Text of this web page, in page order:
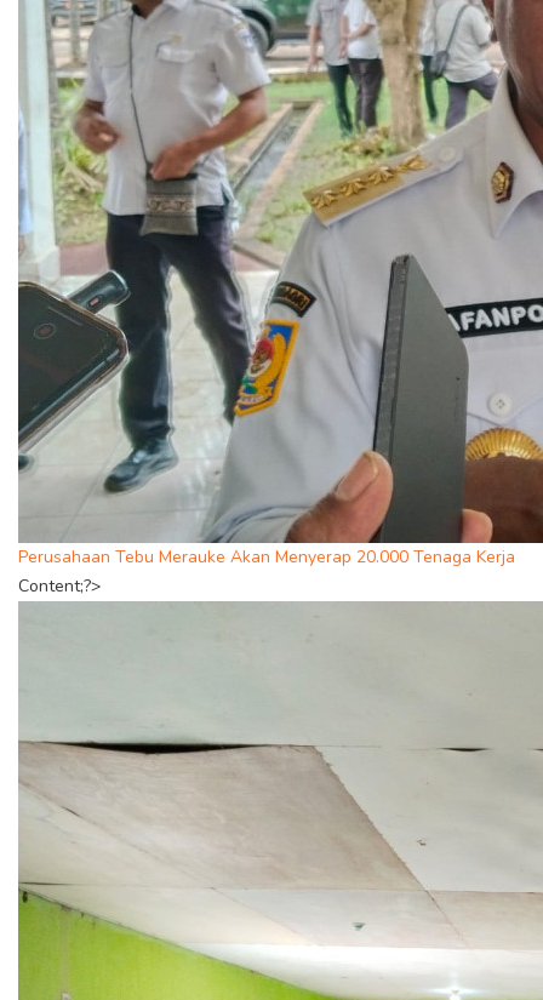
Perusahaan Tebu Merauke Akan Menyerap 20.000 Tenaga Kerja
Content;?>